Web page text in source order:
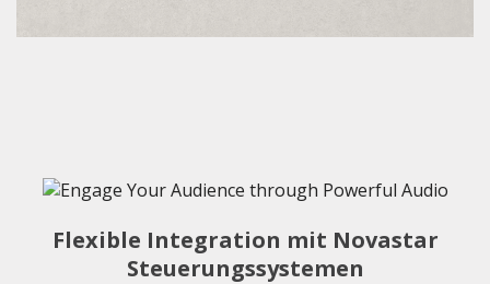
Flexible Integration mit Novastar
Steuerungssystemen